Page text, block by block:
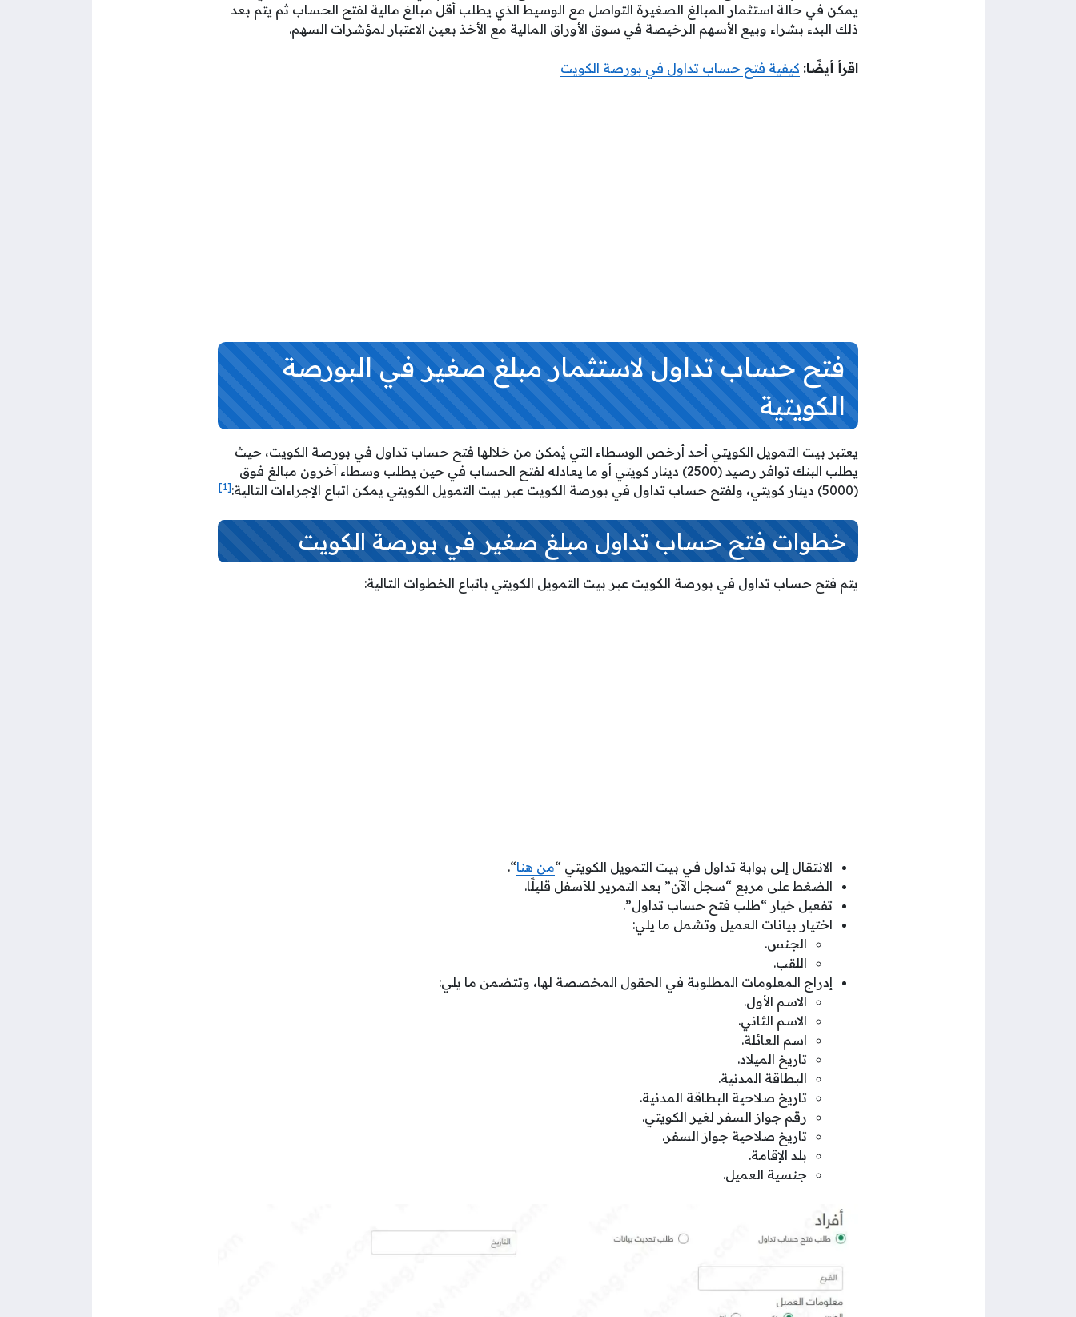
يمكن في حالة استثمار المبالغ الصغيرة التواصل مع الوسيط الذي يطلب أقل مبالغ مالية لفتح الحساب ثم يتم بعد
ذلك البدء بشراء وبيع الأسهم الرخيصة في سوق الأوراق المالية مع الأخذ بعين الاعتبار لمؤشرات السهم.
اقرأ أيضًا: كيفية فتح حساب تداول في بورصة الكويت
فتح حساب تداول لاستثمار مبلغ صغير في البورصة
الكويتية
يعتبر بيت التمويل الكويتي أحد أرخص الوسطاء التي يُمكن من خلالها فتح حساب تداول في بورصة الكويت، حيث
يطلب البنك توافر رصيد (2500) دينار كويتي أو ما يعادله لفتح الحساب في حين يطلب وسطاء آخرون مبالغ فوق
(5000) دينار كويتي، ولفتح حساب تداول في بورصة الكويت عبر بيت التمويل الكويتي يمكن اتباع الإجراءات التالية:
[1]
خطوات فتح حساب تداول مبلغ صغير في بورصة الكويت
يتم فتح حساب تداول في بورصة الكويت عبر بيت التمويل الكويتي باتباع الخطوات التالية:
الانتقال إلى بوابة تداول في بيت التمويل الكويتي “من هنا“.
الضغط على مربع “سجل الآن” بعد التمرير للأسفل قليلًا.
تفعيل خيار “طلب فتح حساب تداول”.
اختيار بيانات العميل وتشمل ما يلي:
الجنس.
اللقب.
إدراج المعلومات المطلوبة في الحقول المخصصة لها، وتتضمن ما يلي:
الاسم الأول.
الاسم الثاني.
اسم العائلة.
تاريخ الميلاد.
البطاقة المدنية.
تاريخ صلاحية البطاقة المدنية.
رقم جواز السفر لغير الكويتي.
تاريخ صلاحية جواز السفر.
بلد الإقامة.
جنسية العميل.